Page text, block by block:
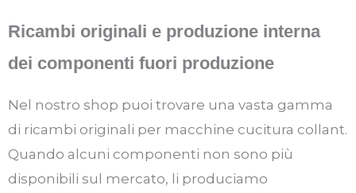
Ricambi originali e produzione interna
dei componenti fuori produzione
Nel nostro shop puoi trovare una vasta gamma
di ricambi originali per macchine cucitura collant.
Quando alcuni componenti non sono più
disponibili sul mercato, li produciamo